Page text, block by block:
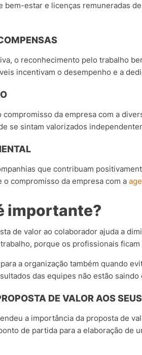
bem-estar e licenças remuneradas
o reconhecimento pelo trabalho
incentivam o desempenho e a
compromisso da empresa com a
se sintam valorizados
que contribuam
compromisso da empresa com a
importante?
de valor ao colaborador ajuda a
porque os profissionais
a organização também quando
das equipes não estão saindo
DE VALOR AOS
a importância da proposta de
de partida para a elaboração de